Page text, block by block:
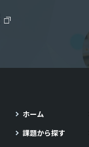
ホーム
課題から探す